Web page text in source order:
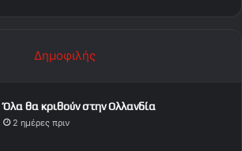
Δημοφιλής
Όλα θα κριθούν στην Ολλανδία
2 ημέρες πριν